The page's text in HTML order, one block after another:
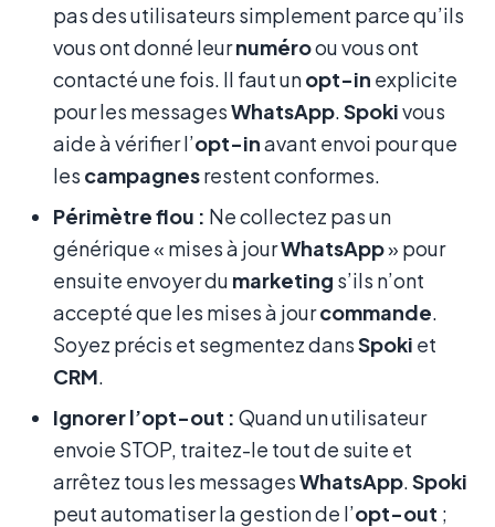
pas des utilisateurs simplement parce qu’ils
vous ont donné leurnuméroou vous ont
contacté une fois. Il faut unopt-in explicite
pour les messagesWhatsApp.Spokivous
aide à vérifier l’opt-inavant envoi pour que
les campagnesrestent conformes.
Périmètre flou : Ne collectez pas un
générique « mises à jourWhatsApp» pour
ensuite envoyer du marketing s’ils n’ont
accepté que les mises à jourcommande.
Soyez précis et segmentez dansSpoki et
CRM.
Ignorer l’opt-out : Quand un utilisateur
envoie STOP, traitez-le tout de suite et
arrêtez tous les messagesWhatsApp.Spoki
peut automatiser la gestion de l’opt-out ;